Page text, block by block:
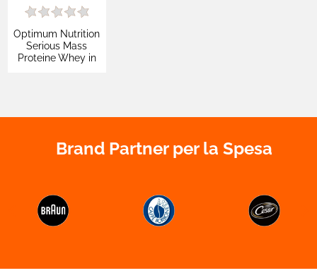
Optimum Nutrition
Serious Mass
Proteine Whey in
da 5,45Kg
Brand Partner per la Spesa